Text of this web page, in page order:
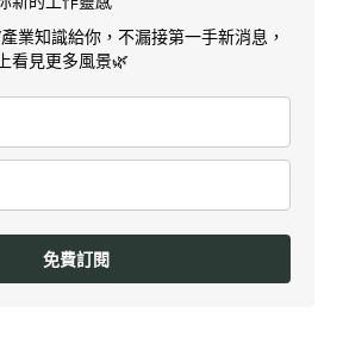
業知識給你，不漏接第一手新消息，
看見更多風景🌿
免費訂閱